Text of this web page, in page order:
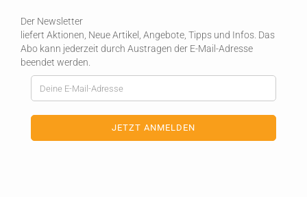
Der Newsletter
liefert Aktionen, Neue Artikel, Angebote, Tipps und Infos. Das
Abo kann jederzeit durch Austragen der E-Mail-Adresse
beendet werden.